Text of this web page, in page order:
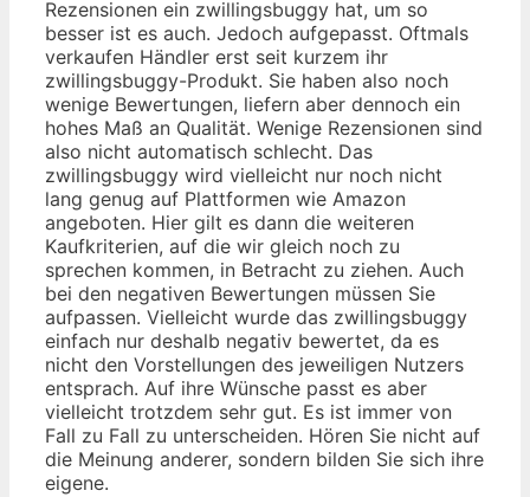
Rezensionen ein zwillingsbuggy hat, um so
besser ist es auch. Jedoch aufgepasst. Oftmals
verkaufen Händler erst seit kurzem ihr
zwillingsbuggy-Produkt. Sie haben also noch
wenige Bewertungen, liefern aber dennoch ein
hohes Maß an Qualität. Wenige Rezensionen sind
also nicht automatisch schlecht. Das
zwillingsbuggy wird vielleicht nur noch nicht
lang genug auf Plattformen wie Amazon
angeboten. Hier gilt es dann die weiteren
Kaufkriterien, auf die wir gleich noch zu
sprechen kommen, in Betracht zu ziehen. Auch
bei den negativen Bewertungen müssen Sie
aufpassen. Vielleicht wurde das zwillingsbuggy
einfach nur deshalb negativ bewertet, da es
nicht den Vorstellungen des jeweiligen Nutzers
entsprach. Auf ihre Wünsche passt es aber
vielleicht trotzdem sehr gut. Es ist immer von
Fall zu Fall zu unterscheiden. Hören Sie nicht auf
die Meinung anderer, sondern bilden Sie sich ihre
eigene.